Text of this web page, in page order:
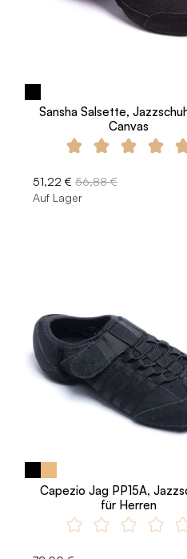
Sansha Salsette,
Canvas
51,22 € 56,88 €
Auf Lager
Capezio Jag PP15A,
für Herren